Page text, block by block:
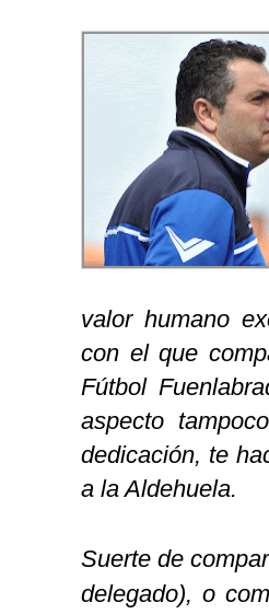
valor humano
con el que
Fútbol
aspecto
dedicación, te
a la Aldehuela.
Suerte de
delegado), o